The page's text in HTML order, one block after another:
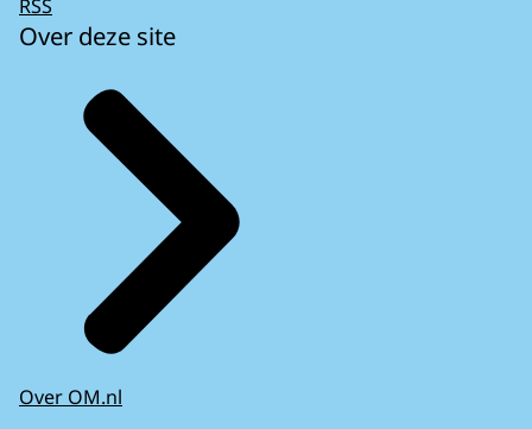
RSS
Over deze site
Over OM.nl